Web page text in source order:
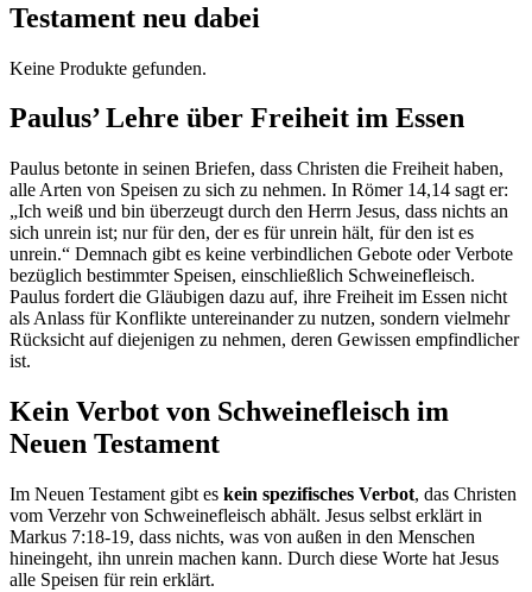
Testament neu dabei
Keine Produkte gefunden.
Paulus’ Lehre über Freiheit im Essen
Paulus betonte in seinen Briefen, dass Christen die Freiheit haben,
alle Arten von Speisen zu sich zu nehmen. In Römer 14,14 sagt er:
„Ich weiß und bin überzeugt durch den Herrn Jesus, dass nichts an
sich unrein ist; nur für den, der es für unrein hält, für den ist es
unrein.“ Demnach gibt es keine verbindlichen Gebote oder Verbote
bezüglich bestimmter Speisen, einschließlich Schweinefleisch.
Paulus fordert die Gläubigen dazu auf, ihre Freiheit im Essen nicht
als Anlass für Konflikte untereinander zu nutzen, sondern vielmehr
Rücksicht auf diejenigen zu nehmen, deren Gewissen empfindlicher
ist.
Kein Verbot von Schweinefleisch im
Neuen Testament
Im Neuen Testament gibt es kein spezifisches Verbot, das Christen
vom Verzehr von Schweinefleisch abhält. Jesus selbst erklärt in
Markus 7:18-19, dass nichts, was von außen in den Menschen
hineingeht, ihn unrein machen kann. Durch diese Worte hat Jesus
alle Speisen für rein erklärt.